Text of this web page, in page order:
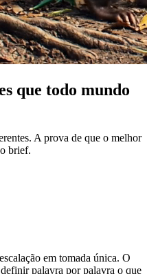
que todo mundo
A prova de que o melhor
brief.
em tomada única. O
palavra por palavra o que